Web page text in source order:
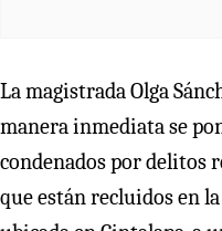
La magistrada Olga
manera inmediata se
condenados por delitos
que están recluidos en